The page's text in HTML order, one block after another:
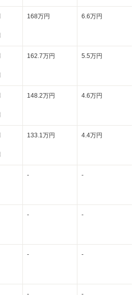
168万円 6.6万円
162.7万円 5.5万円
148.2万円 4.6万円
133.1万円 4.4万円
- -
- -
- -